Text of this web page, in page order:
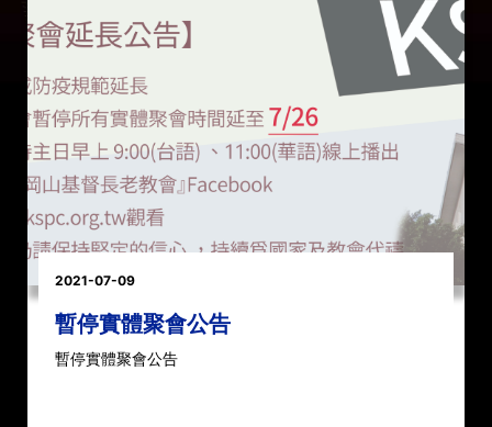
2021-07-09
暫停實體聚會公告
暫停實體聚會公告